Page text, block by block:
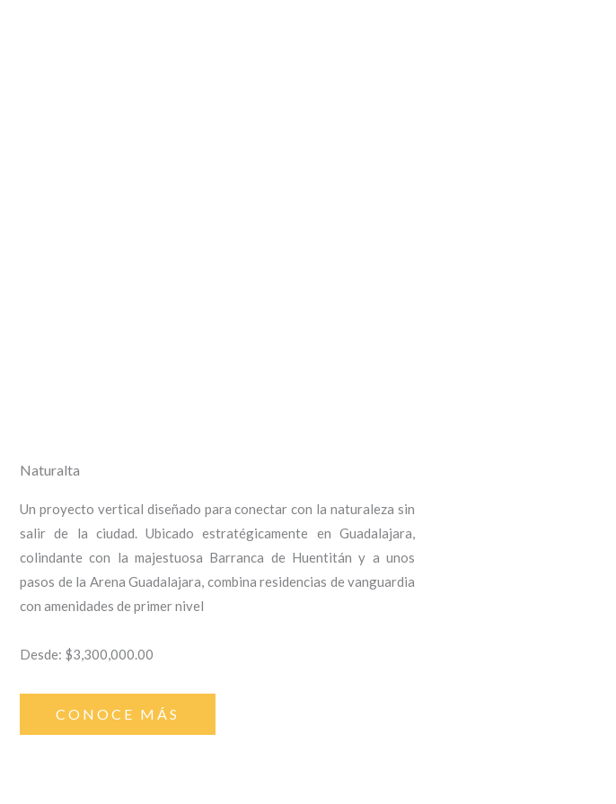
Naturalta
Un proyecto vertical diseñado para conectar con la naturaleza sin
salir de la ciudad. Ubicado estratégicamente en Guadalajara,
colindante con la majestuosa Barranca de Huentitán y a unos
pasos de la Arena Guadalajara, combina residencias de vanguardia
con amenidades de primer nivel
Desde: $3,300,000.00
CONOCE MÁS